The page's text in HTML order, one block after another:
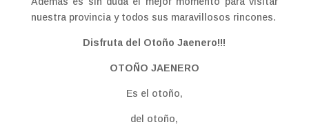
nuestra provincia y todos sus maravillosos rincones.
Disfruta del Otoño Jaenero!!!
OTOÑO JAENERO
Es el otoño,
del otoño,